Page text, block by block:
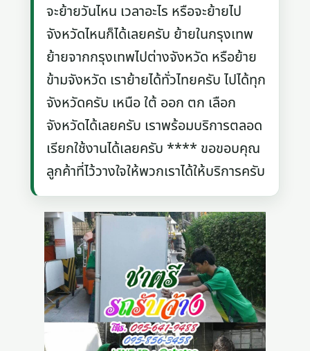
จะย้ายวันไหน เวลาอะไร หรือจะย้ายไป
จังหวัดไหนก็ได้เลยครับ ย้ายในกรุงเทพ
ย้ายจากกรุงเทพไปต่างจังหวัด หรือย้าย
ข้ามจังหวัด เราย้ายได้ทั่วไทยครับ ไปได้ทุก
จังหวัดครับ เหนือ ใต้ ออก ตก เลือก
จังหวัดได้เลยครับ เราพร้อมบริการตลอด
เรียกใช้งานได้เลยครับ **** ขอขอบคุณ
ลูกค้าที่ไว้วางใจให้พวกเราได้ให้บริการครับ